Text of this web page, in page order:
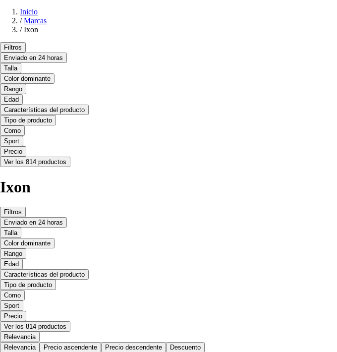
Inicio
/ Marcas
/ Ixon
Filtros
Enviado en 24 horas
Talla
Color dominante
Rango
Edad
Características del producto
Tipo de producto
Como
Sport
Precio
Ver los 814 productos
Ixon
Filtros
Enviado en 24 horas
Talla
Color dominante
Rango
Edad
Características del producto
Tipo de producto
Como
Sport
Precio
Ver los 814 productos
Relevancia
Relevancia
Precio ascendente Precio descendente Descuento